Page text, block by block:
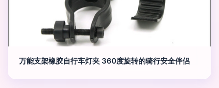
万能支架橡胶自行车灯夹 360度旋转的骑行安全伴侣